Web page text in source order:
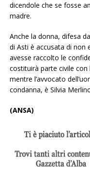
dicendole che se fosse
madre.
Anche la donna, difesa
di Asti è accusata di non
avesse raccolto le
costituirà parte civile con
mentre l’avvocato
condanna, è Silvia
(ANSA)